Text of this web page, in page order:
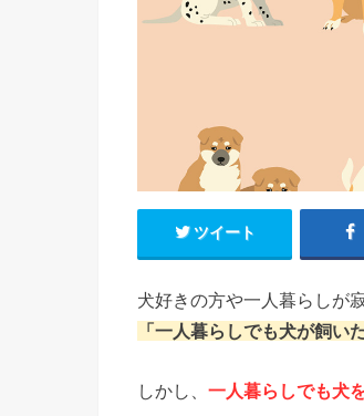
ツイート
犬好きの方や一人暮らしが
「一人暮らしでも犬が飼い
しかし、 一人暮らしでも犬